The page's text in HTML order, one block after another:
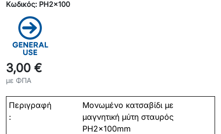
Κωδικός: PH2x100
3,00 €
με ΦΠΑ
Περιγραφή
:
Μονωμένο κατσαβίδι με
μαγνητική μύτη σταυρός
PH2x100mm